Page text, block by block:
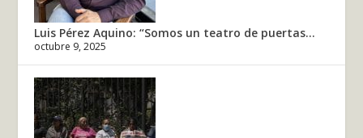
Luis Pérez Aquino: “Somos un teatro de puertas...
octubre 9, 2025